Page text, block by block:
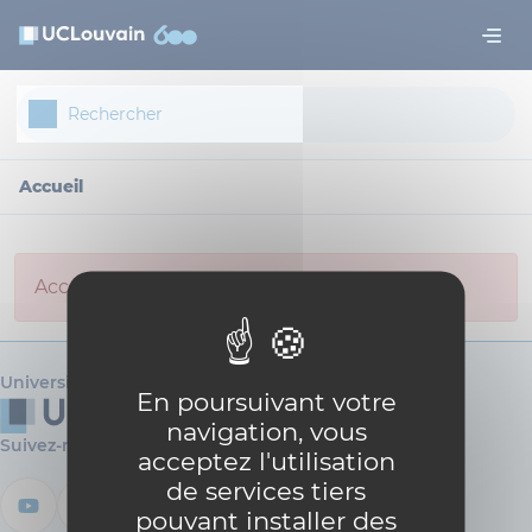
En poursuivant votre
navigation, vous
acceptez l'utilisation
de services tiers
pouvant installer des
Accueil
Access not allowed for anonymous user.
Université catholique de Louvain
Suivez-nous